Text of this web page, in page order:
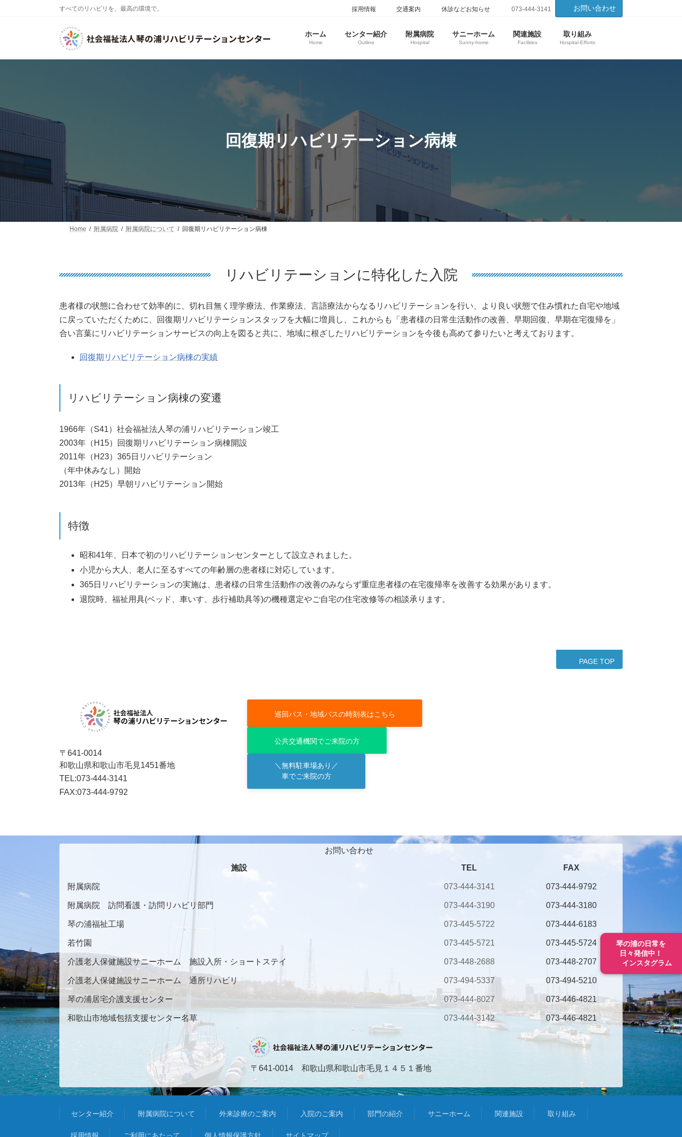
へ
ョ
すべてのリハビリを、最高の環境で。 採用情報 交通案内 休診などお知らせ 073-444-3141 お問い合わせ
ホーム
Home
センター紹介
Outline
附属病院
Hospital
サニーホーム
Sunny-home
関連施設
Facilities
取り組み
Hospital-Efforts
琴の浦の日常を
日々発信中！
インスタグラム
回復期リハビリテーション病棟
Home 附属病院 附属病院について 回復期リハビリテーション病棟
リハビリテーションに特化した入院
患者様の状態に合わせて効率的に、切れ目無く理学療法、作業療法、言語療法からなるリハビリテーションを行い、より良い状態で住み慣れた自宅や地域
に戻っていただくために、回復期リハビリテーションスタッフを大幅に増員し、これからも「患者様の日常生活動作の改善、早期回復、早期在宅復帰を」
合い言葉にリハビリテーションサービスの向上を図ると共に、地域に根ざしたリハビリテーションを今後も高めて参りたいと考えております。
回復期リハビリテーション病棟の実績
リハビリテーション病棟の変遷
1966年（S41）社会福祉法人琴の浦リハビリテーション竣工
2003年（H15）回復期リハビリテーション病棟開設
2011年（H23）365日リハビリテーション
（年中休みなし）開始
2013年（H25）早朝リハビリテーション開始
特徴
昭和41年、日本で初のリハビリテーションセンターとして設立されました。
小児から大人、老人に至るすべての年齢層の患者様に対応しています。
365日リハビリテーションの実施は、患者様の日常生活動作の改善のみならず重症患者様の在宅復帰率を改善する効果があります。
退院時、福祉用具(ベッド、車いす、歩行補助具等)の機種選定やご自宅の住宅改修等の相談承ります。
PAGE TOP
〒641-0014
和歌山県和歌山市毛見1451番地
TEL:073-444-3141
FAX:073-444-9792
巡回バス・地域バスの時刻表はこちら
公共交通機関でご来院の方
＼無料駐車場あり／
車でご来院の方
お問い合わせ
施設
TEL FAX
附属病院 073-444-3141 073-444-9792
附属病院 訪問看護・訪問リハビリ部門 073-444-3190 073-444-3180
琴の浦福祉工場 073-445-5722 073-444-6183
若竹園 073-445-5721 073-445-5724
介護老人保健施設サニーホーム 施設入所・ショートステイ 073-448-2688 073-448-2707
介護老人保健施設サニーホーム 通所リハビリ 073-494-5337 073-494-5210
琴の浦居宅介護支援センター 073-444-8027 073-446-4821
和歌山市地域包括支援センター名草 073-444-3142 073-446-4821
〒641-0014 和歌山県和歌山市毛見１４５１番地
センター紹介 附属病院について 外来診療のご案内 入院のご案内 部門の紹介 サニーホーム 関連施設 取り組み
採用情報 ご利用にあたって 個人情報保護方針 サイトマップ